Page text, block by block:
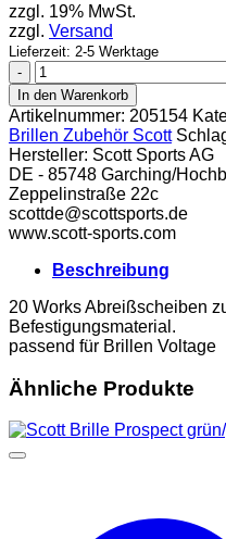
zzgl. 19% MwSt.
zzgl. Versand
Lieferzeit: 2-5 Werktage
Scott
Works
Abreißscheiben
20
Refil
Voltage
Menge
In den Warenkorb
Artikelnummer: 205154
Brillen Zubehör Scott
Hersteller: Scott Sports AG
DE - 85748 Garching/
Zeppelinstraße 22c
scottde@scott­sports.de
www.scott-sports.com
Beschreibung
20 Works Abreißscheiben
Befestigungsmaterial.
passend für Brillen Voltage
Ähnliche Produkte